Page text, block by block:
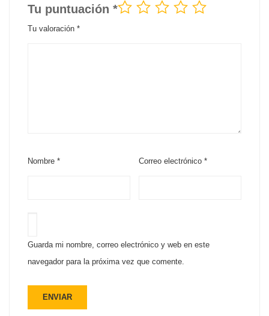
Tu puntuación *
Tu valoración *
Nombre * Correo electrónico*
Guarda mi nombre, correo electrónico y web en este
navegador para la próxima vez que comente.